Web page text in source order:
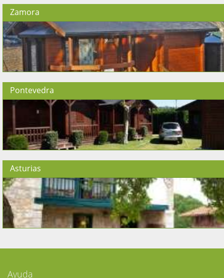
Zamora
Pontevedra
Asturias
Ayuda